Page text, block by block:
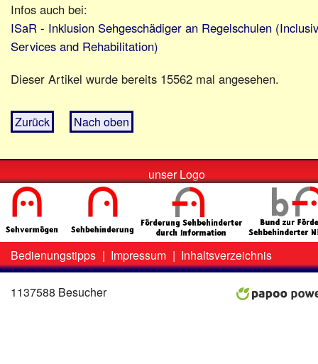
Infos auch bei:
ISaR - Inklusion Sehgeschädiger an Regelschulen
Services and Rehabilitation)
Dieser Artikel wurde bereits 15562 mal angesehen.
Zurück Nach oben
unser Logo
Zweit-
Menü
Bedienungstipps | Impressum | Inhaltsverzeichnis
1137588 Besucher